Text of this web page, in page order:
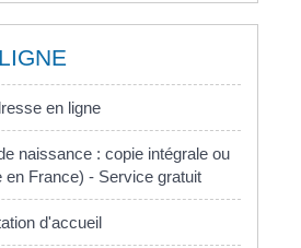
en ligne
naissance : copie intégrale ou
en France) - Service gratuit
d'accueil